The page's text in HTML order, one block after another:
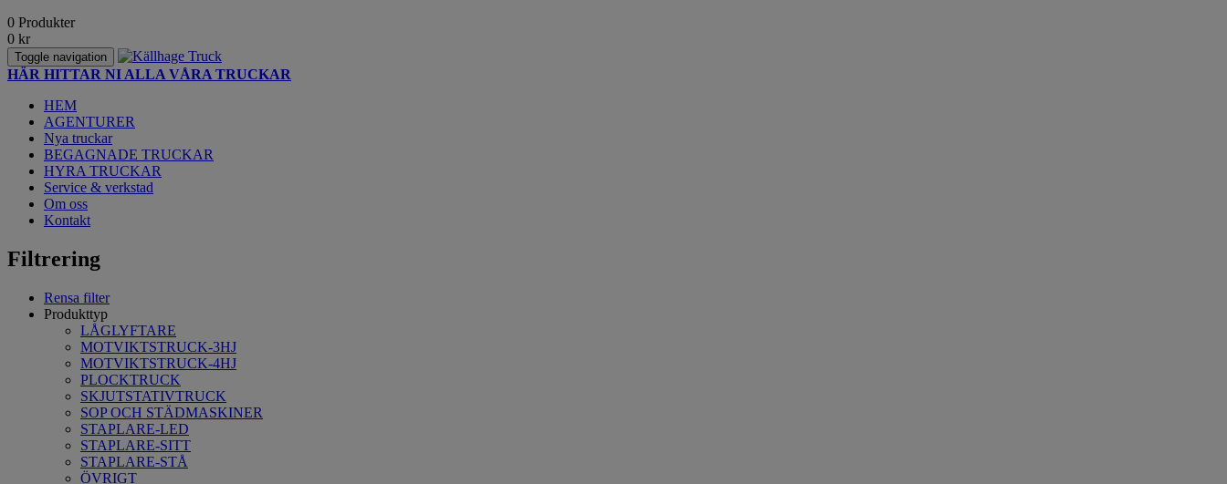
0 Produkter
0 kr
Toggle navigation
HÄR HITTAR NI ALLA VÅRA TRUCKAR
HEM
AGENTURER
Nya truckar
BEGAGNADE TRUCKAR
HYRA TRUCKAR
Service & verkstad
Om oss
Kontakt
Filtrering
Rensa filter
Produkttyp
LÅGLYFTARE
MOTVIKTSTRUCK-3HJ
MOTVIKTSTRUCK-4HJ
PLOCKTRUCK
SKJUTSTATIVTRUCK
SOP OCH STÄDMASKINER
STAPLARE-LED
STAPLARE-SITT
STAPLARE-STÅ
ÖVRIGT